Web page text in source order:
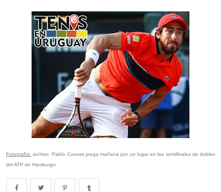
Fotografía: archivo. Pablo Cuevas juega mañana por un lugar en las semifinales de dobles
del ATP de Hamburgo.